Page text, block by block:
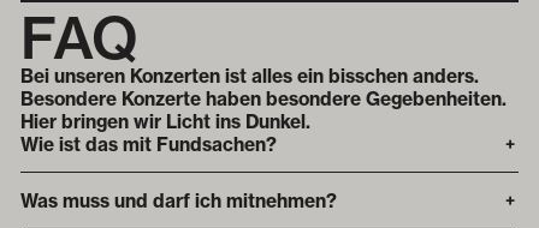
FAQ
Bei unseren Konzerten ist alles ein bisschen anders.
Besondere Konzerte haben besondere Gegebenheiten.
Hier bringen wir Licht ins Dunkel.
Wie ist das mit Fundsachen?
+
Was muss und darf ich mitnehmen? +